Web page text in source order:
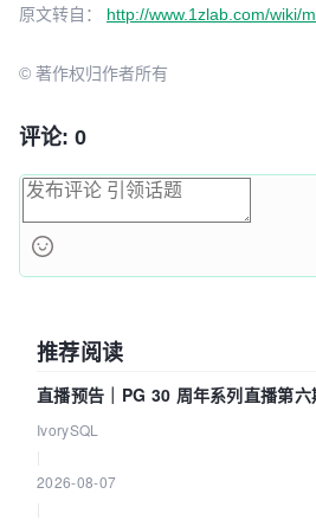
原文转自： http://www.1zlab.com/wiki/
© 著作权归作者所有
评论: 0
推荐阅读
直播预告｜PG 30 周年系列直播第
核——我们改得动吗？我们贡献了什
IvorySQL
2026-08-07